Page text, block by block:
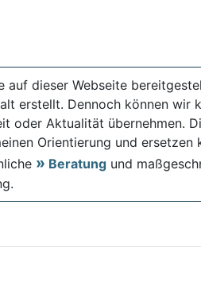
auf dieser Webseite
erstellt. Dennoch können wir
oder Aktualität übernehmen.
Orientierung und ersetzen
Beratung und